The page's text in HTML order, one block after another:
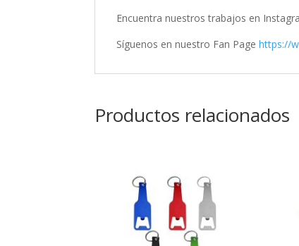
Encuentra nuestros trabajos en
Síguenos en nuestro Fan Pagehttps://
Productos relacionados